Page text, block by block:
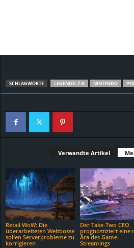
SCHLAGWORTE LEGENDS: Z-A NINTENDO
Verwandte Artikel
Retail WoW: Die
überarbeiteten Weltbosse
sollen Serverprobleme zu
korrigieren
Der Take-Two CEO
prognostiziert eine
Ära des Game-
Streamings